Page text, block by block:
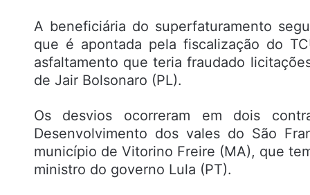
A beneficiária do superfaturamento
que é apontada pela fiscalização do
asfaltamento que teria fraudado
de Jair Bolsonaro (PL).
Os desvios ocorreram em dois
Desenvolvimento dos vales do São
município de Vitorino Freire (MA), que
ministro do governo Lula (PT).